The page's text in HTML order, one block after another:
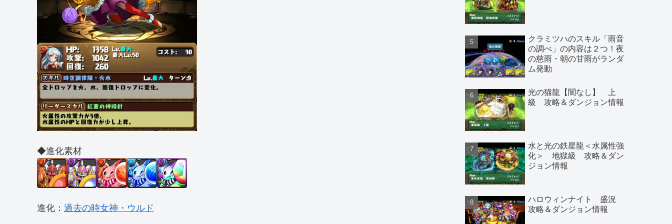
◆進化素材
進化： 過去の時女神・ウルド
クラミツハのスキル「雨音
の調べ」の内容は２つ！夜
の慈雨・朝の甘雨がランダ
ム発動
光の猫龍【闇なし】 上
級 攻略＆ダンジョン情報
水と光の鉄星龍＜水属性強
化＞ 地獄級 攻略＆ダン
ジョン情報
ハロウィンナイト 盛況
攻略＆ダンジョン情報